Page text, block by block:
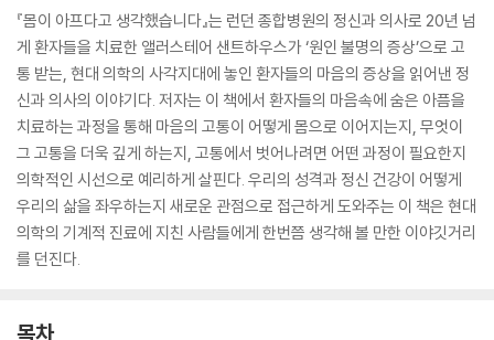
『몸이 아프다고 생각했습니다』는 런던 종합병원의 정신과 의사로 20년 넘
게 환자들을 치료한 앨러스테어 샌트하우스가 ‘원인 불명의 증상’으로 고
통 받는, 현대 의학의 사각지대에 놓인 환자들의 마음의 증상을 읽어낸 정
신과 의사의 이야기다. 저자는 이 책에서 환자들의 마음속에 숨은 아픔을
치료하는 과정을 통해 마음의 고통이 어떻게 몸으로 이어지는지, 무엇이
그 고통을 더욱 깊게 하는지, 고통에서 벗어나려면 어떤 과정이 필요한지
의학적인 시선으로 예리하게 살핀다. 우리의 성격과 정신 건강이 어떻게
우리의 삶을 좌우하는지 새로운 관점으로 접근하게 도와주는 이 책은 현대
의학의 기계적 진료에 지친 사람들에게 한번쯤 생각해 볼 만한 이야깃거리
를 던진다.
목차